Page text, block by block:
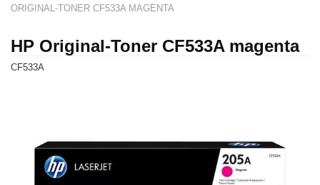
ORIGINAL-TONER CF533A MAGENTA
HP Original-Toner CF533A magenta
CF533A